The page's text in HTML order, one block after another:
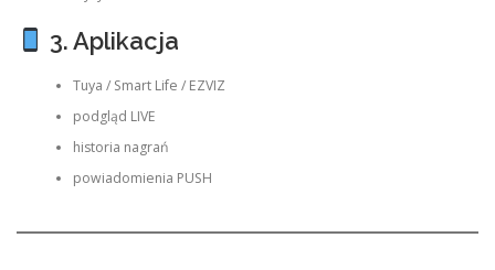
3. Aplikacja
Tuya / Smart Life / EZVIZ
podgląd LIVE
historia nagrań
powiadomienia PUSH